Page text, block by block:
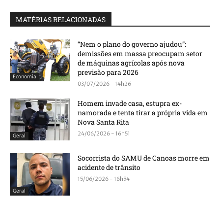
MATÉRIAS RELACIONADAS
Economia
“Nem o plano do governo ajudou”:
demissões em massa preocupam setor
de máquinas agrícolas após nova
previsão para 2026
03/07/2026 - 14h26
Geral
Homem invade casa, estupra ex-
namorada e tenta tirar a própria vida em
Nova Santa Rita
24/06/2026 - 16h51
Geral
Socorrista do SAMU de Canoas morre em
acidente de trânsito
15/06/2026 - 16h54